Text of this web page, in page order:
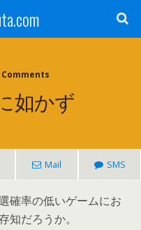
Comments
如かず
Mail SMS
確率の低いゲームにお
知だろうか。